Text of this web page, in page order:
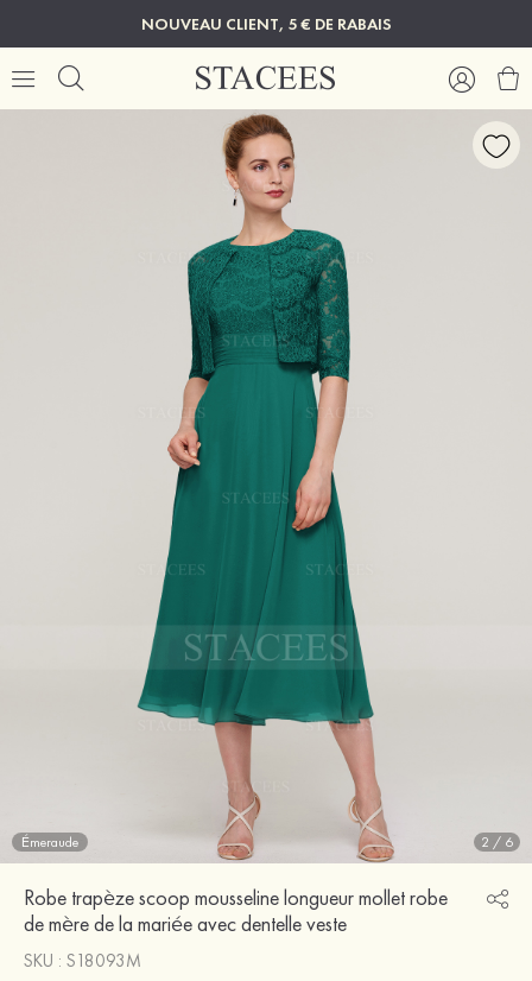
NOUVEAU CLIENT, 5 € DE RABAIS
Émeraude 2 / 6
Robe trapèze scoop mousseline longueur mollet robe
de mère de la mariée avec dentelle veste
SKU : S18093M